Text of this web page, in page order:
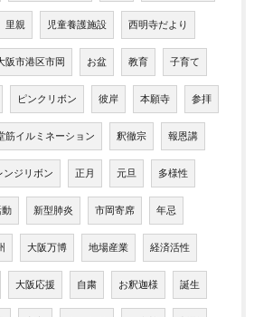
里親 児童養護施設 西明寺だより
阪市港区市岡 お盆 教育 子育て
ピンクリボン 彼岸 本願寺 参拝
筋イルミネーション 釈徹宗 報恩講
ンジリボン 正月 元旦 多様性
動 新型肺炎 市岡寄席 年忌
大阪万博 地場産業 経済活性
大阪応援 自粛 お釈迦様 誕生